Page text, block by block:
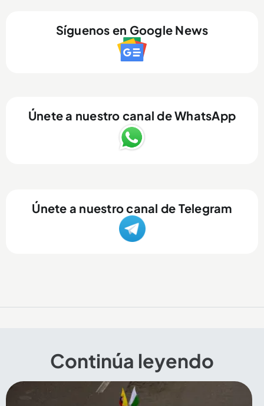
Síguenos en Google News
Únete a nuestro canal de WhatsApp
Únete a nuestro canal de Telegram
Continúa leyendo